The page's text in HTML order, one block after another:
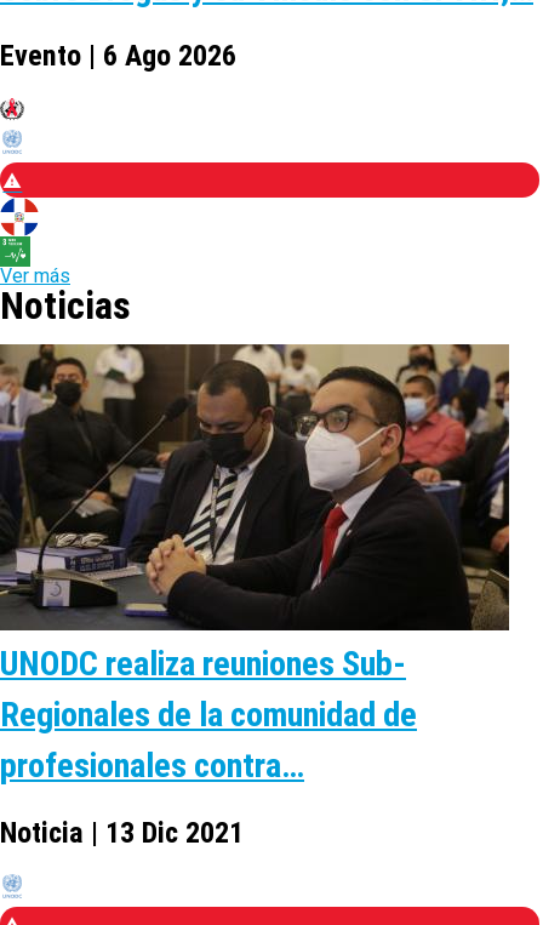
Evento | 6 Ago 2026
Ver más
Noticias
UNODC realiza reuniones Sub-
Regionales de la comunidad de
profesionales contra…
Noticia | 13 Dic 2021